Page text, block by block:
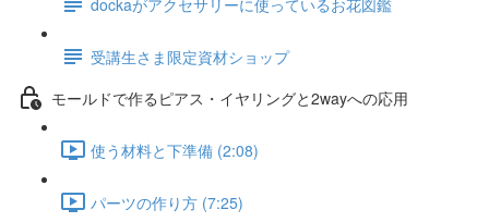
受講生さま限定資材ショップ
モールドで作るピアス・イヤリングと2wayへの応用
使う材料と下準備 (2:08)
パーツの作り方 (7:25)